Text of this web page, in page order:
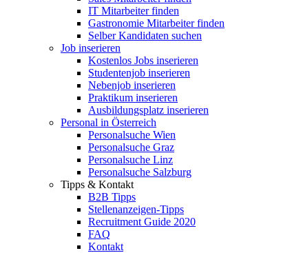
IT Mitarbeiter finden
Gastronomie Mitarbeiter finden
Selber Kandidaten suchen
Job inserieren
Kostenlos Jobs inserieren
Studentenjob inserieren
Nebenjob inserieren
Praktikum inserieren
Ausbildungsplatz inserieren
Personal in Österreich
Personalsuche Wien
Personalsuche Graz
Personalsuche Linz
Personalsuche Salzburg
Tipps & Kontakt
B2B Tipps
Stellenanzeigen-Tipps
Recruitment Guide 2020
FAQ
Kontakt